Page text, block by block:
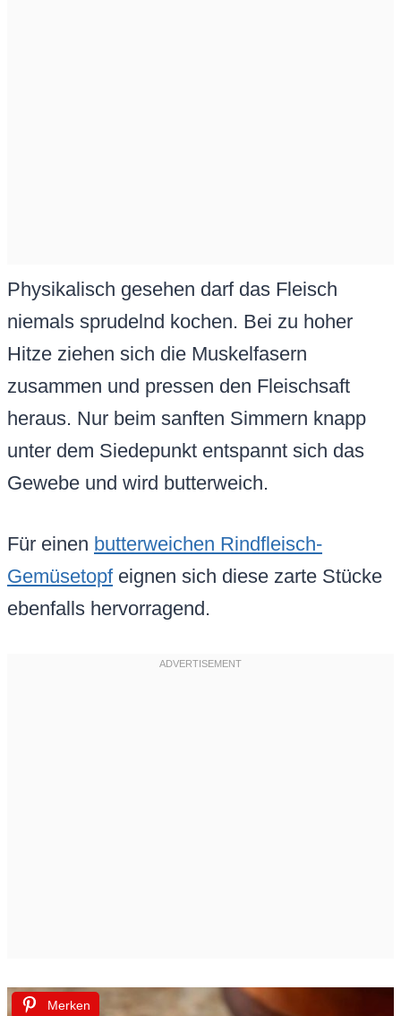
Physikalisch gesehen darf das Fleisch
niemals sprudelnd kochen. Bei zu hoher
Hitze ziehen sich die Muskelfasern
zusammen und pressen den Fleischsaft
heraus. Nur beim sanften Simmern knapp
unter dem Siedepunkt entspannt sich das
Gewebe und wird butterweich.
Für einen butterweichen Rindfleisch-
Gemüsetopfeignen sich diese zarte Stücke
ebenfalls hervorragend.
Merken